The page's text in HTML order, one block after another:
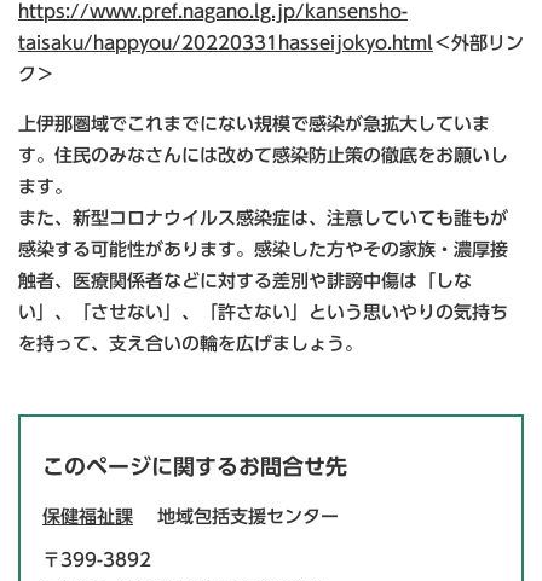
https://www.pref.nagano.lg.jp/kansensho-
taisaku/happyou/20220331hasseijokyo.html＜外部リン
ク＞
上伊那圏域でこれまでにない規模で感染が急拡大していま
す。住民のみなさんには改めて感染防止策の徹底をお願いし
ます。
また、新型コロナウイルス感染症は、注意していても誰もが
感染する可能性があります。感染した方やその家族・濃厚接
触者、医療関係者などに対する差別や誹謗中傷は「しな
い」、「させない」、「許さない」という思いやりの気持ち
を持って、支え合いの輪を広げましょう。
このページに関するお問合せ先
保健福祉課 地域包括支援センター
〒399-3892